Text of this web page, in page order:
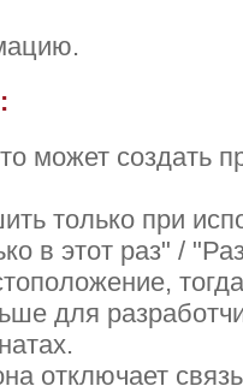
может создать
только при
в этот раз" /
для
отключает